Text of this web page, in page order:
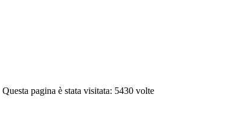
Questa pagina è stata visitata: 5430 volte